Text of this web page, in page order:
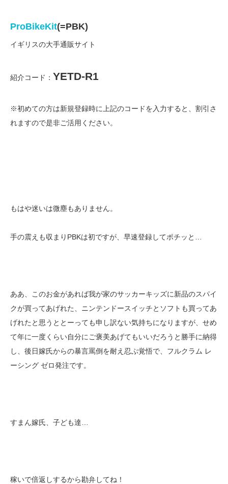
ProBikeKit(=PBK)
イギリスの大手通販サイト
紹介コード： YETD-R1
※初めての方は新規登録時に上記のコードを入力すると、割引さ
れますので是非ご活用ください。
もはや迷いは微塵もありません。
手の震えも収まりPBKは初ですが、早速登録してポチッと…
ああ、このお金があれば我が家のサッカーキッズに新品のスパイ
クが買ってあげれた、ニンテンドースイッチとソフトも買ってあ
げれたと思うととーっても申し訳ない気持ちになりますが、せめ
て年に一度くらい自分にご褒美あげてもいいだろうと勝手に納得
し、後日嫁氏からの暴言罵倒を耐え忍ぶ覚悟で、フルクラム レ
ーシング ゼロ発注です。
すまん嫁氏、子ども達…
稼いで倍返しするから勘弁してね！